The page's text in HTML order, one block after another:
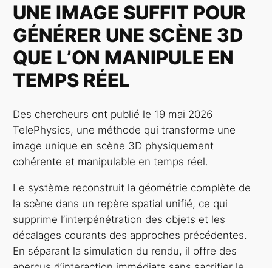
UNE IMAGE SUFFIT POUR
GÉNÉRER UNE SCÈNE 3D
QUE L’ON MANIPULE EN
TEMPS RÉEL
Des chercheurs ont publié le 19 mai 2026
TelePhysics, une méthode qui transforme une
image unique en scène 3D physiquement
cohérente et manipulable en temps réel.
Le système reconstruit la géométrie complète de
la scène dans un repère spatial unifié, ce qui
supprime l’interpénétration des objets et les
décalages courants des approches précédentes.
En séparant la simulation du rendu, il offre des